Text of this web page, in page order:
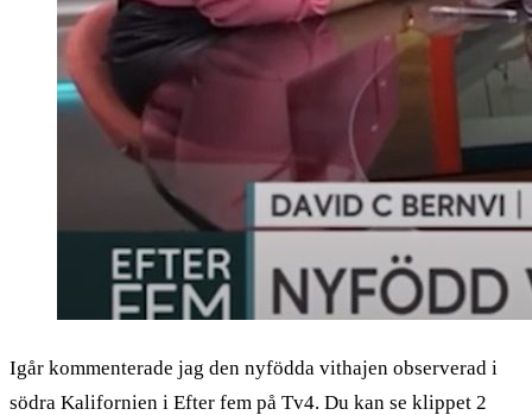
Igår kommenterade jag den nyfödda vithajen observerad i
södra Kalifornien i Efter fem på Tv4. Du kan se klippet 2